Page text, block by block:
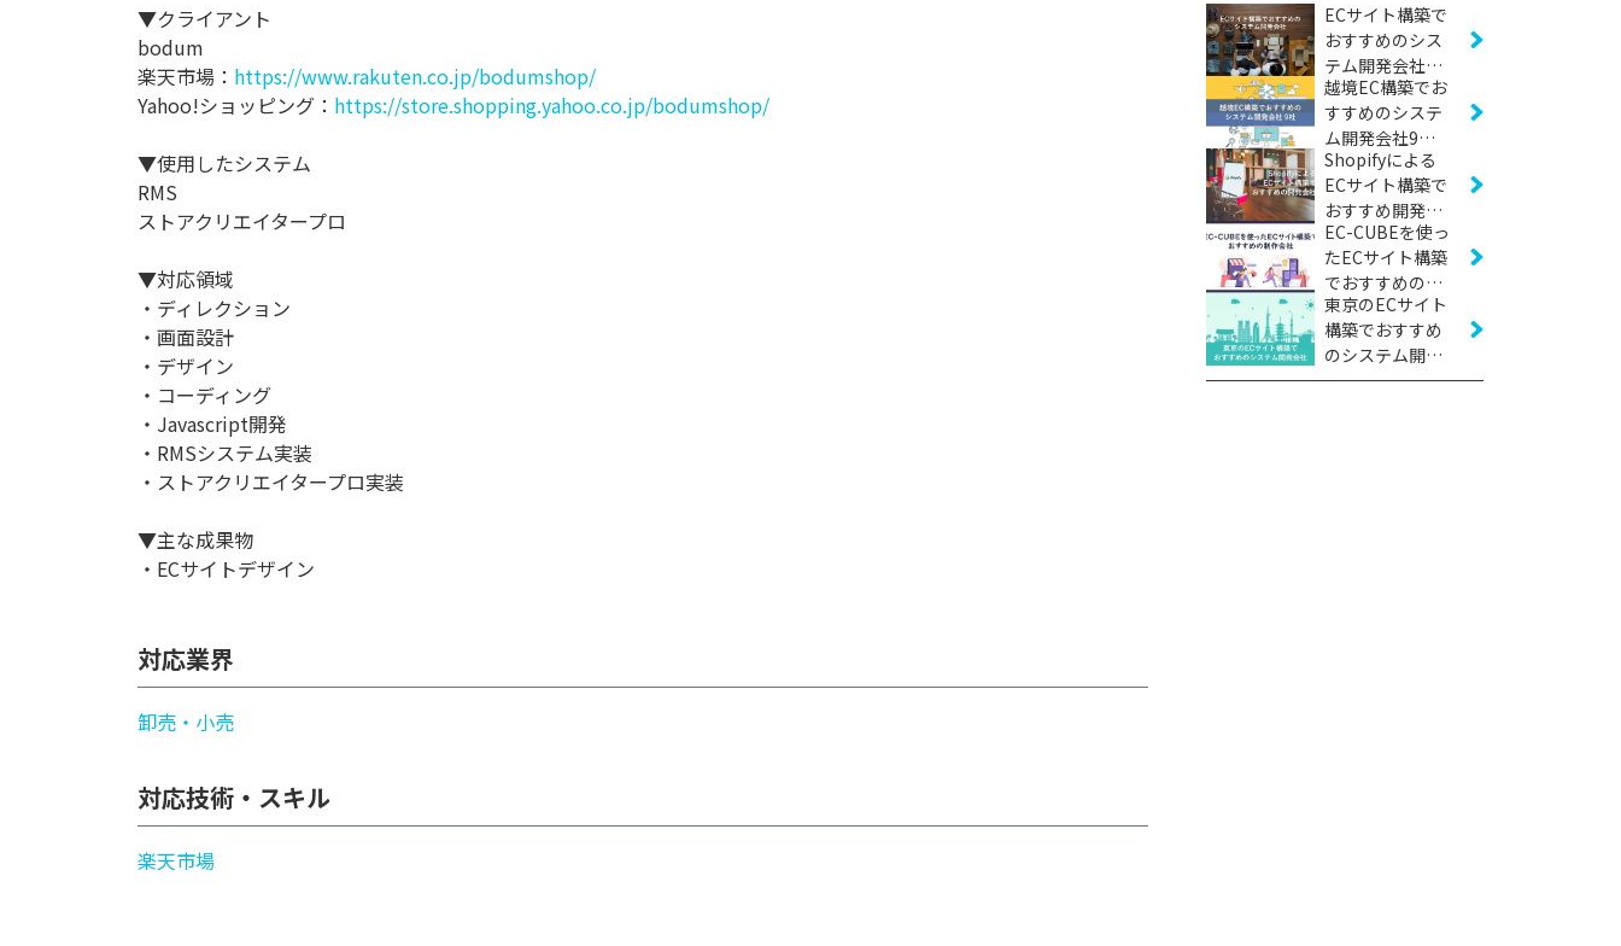
▼クライアント
bodum
楽天市場： https://www.rakuten.co.jp/bodumshop/
Yahoo!ショッピング： https://store.shopping.yahoo.co.jp/bodumshop/
▼使用したシステム
RMS
ストアクリエイタープロ
▼対応領域
・ディレクション
・画面設計
・デザイン
・コーディング
・Javascript開発
・RMSシステム実装
・ストアクリエイタープロ実装
▼主な成果物
・ECサイトデザイン
対応業界
卸売・小売
対応技術・スキル
楽天市場
ECサイト構築で
おすすめのシス
テム開発会社24
社【2026年版】
越境EC構築でお
すすめのシステ
ム開発会社9社
【2026年版】
Shopifyによる
ECサイト構築で
おすすめ開発会
社17選｜費用相
場と外注先の選
び方【2026年
版】
EC-CUBEを使っ
たECサイト構築
でおすすめの制
作会社15社
【2026年版】
東京のECサイト
構築でおすすめ
のシステム開発
会社14社【2026